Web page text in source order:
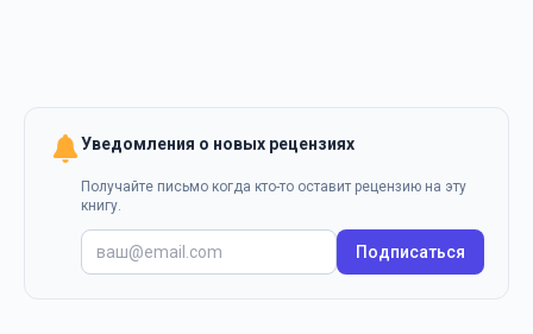
Уведомления о новых рецензиях
Получайте письмо когда кто-то оставит рецензию на эту
книгу.
Подписаться